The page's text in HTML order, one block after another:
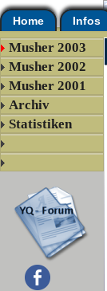
Home Infos
Musher 2003
Musher 2002
Musher 2001
Archiv
Statistiken